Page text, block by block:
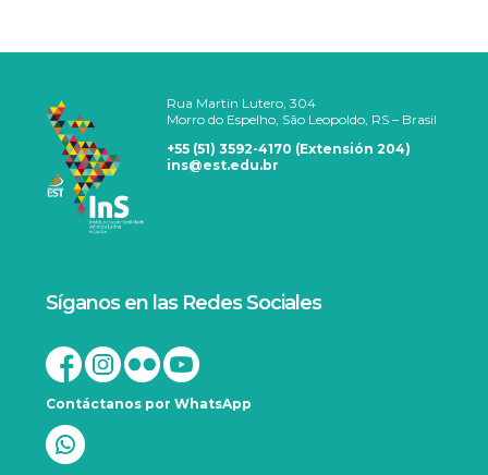
Rua Martin Lutero, 304
Morro do Espelho, São Leopoldo, RS – Brasil
+55 (51) 3592-4170 (Extensión 204)
ins@est.edu.br
Síganos en las Redes Sociales
Contáctanos por WhatsApp